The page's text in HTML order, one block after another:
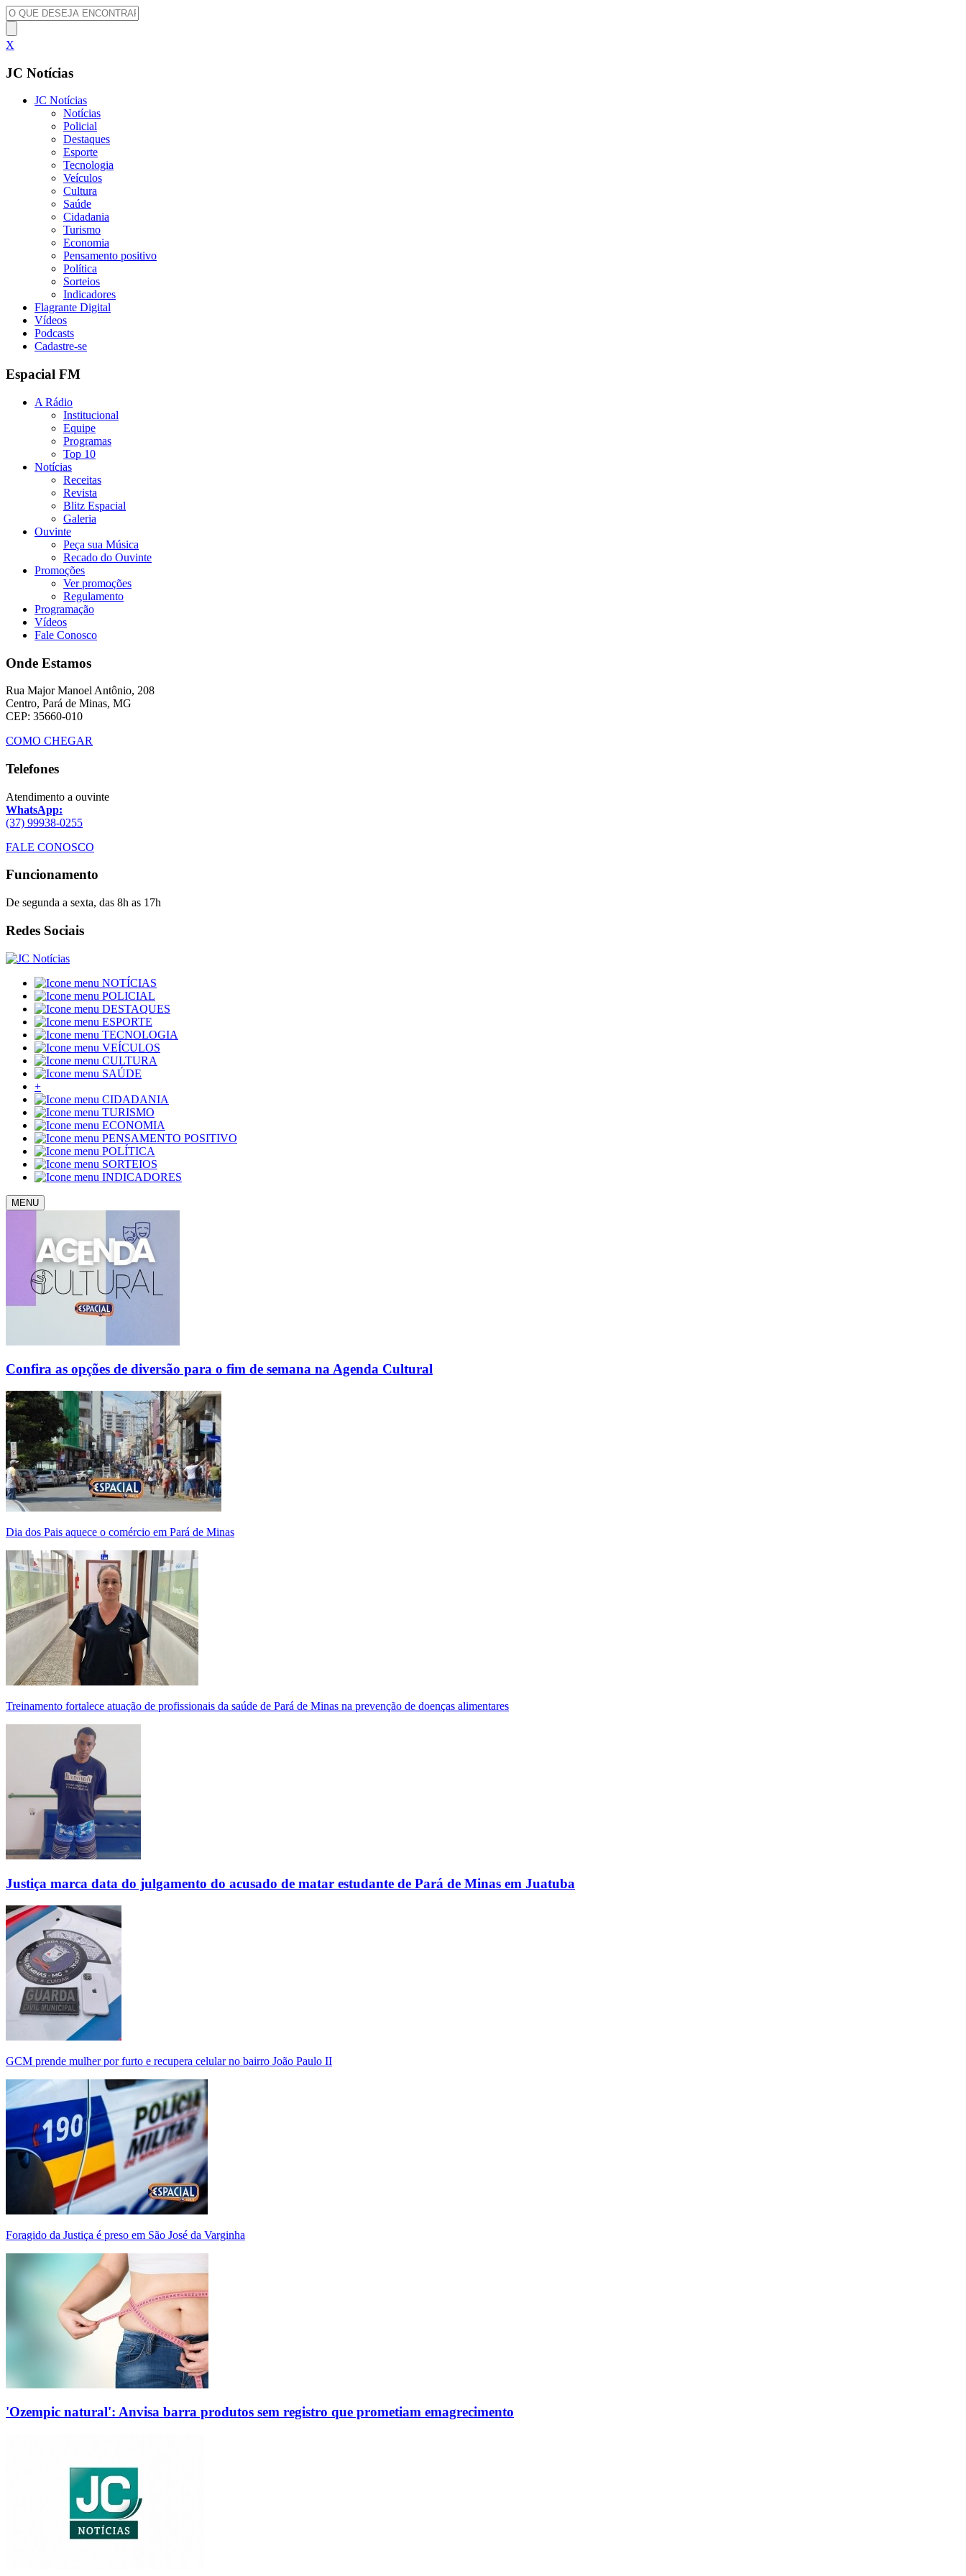
X
JC Notícias
JC Notícias
Notícias
Policial
Destaques
Esporte
Tecnologia
Veículos
Cultura
Saúde
Cidadania
Turismo
Economia
Pensamento positivo
Política
Sorteios
Indicadores
Flagrante Digital
Vídeos
Podcasts
Cadastre-se
Espacial FM
A Rádio
Institucional
Equipe
Programas
Top 10
Notícias
Receitas
Revista
Blitz Espacial
Galeria
Ouvinte
Peça sua Música
Recado do Ouvinte
Promoções
Ver promoções
Regulamento
Programação
Vídeos
Fale Conosco
Onde Estamos
Rua Major Manoel Antônio, 208
Centro, Pará de Minas, MG
CEP: 35660-010
COMO CHEGAR
Telefones
Atendimento a ouvinte
WhatsApp:
(37) 99938-0255
FALE CONOSCO
Funcionamento
De segunda a sexta, das 8h as 17h
Redes Sociais
NOTÍCIAS
POLICIAL
DESTAQUES
ESPORTE
TECNOLOGIA
VEÍCULOS
CULTURA
SAÚDE
+
CIDADANIA
TURISMO
ECONOMIA
PENSAMENTO POSITIVO
POLÍTICA
SORTEIOS
INDICADORES
MENU
Confira as opções de diversão para o fim de semana na Agenda Cultural
Dia dos Pais aquece o comércio em Pará de Minas
Treinamento fortalece atuação de profissionais da saúde de Pará de Minas na prevenção de doenças alimentares
Justiça marca data do julgamento do acusado de matar estudante de Pará de Minas em Juatuba
GCM prende mulher por furto e recupera celular no bairro João Paulo II
Foragido da Justiça é preso em São José da Varginha
'Ozempic natural': Anvisa barra produtos sem registro que prometiam emagrecimento